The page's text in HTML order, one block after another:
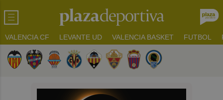
VALENCIA CF LEVANTE UD VALENCIA BASKET FUTBOL